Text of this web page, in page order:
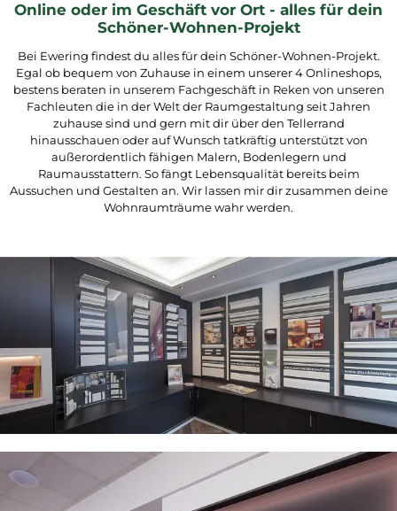
Online oder im Geschäft vor Ort - alles für dein
Schöner-Wohnen-Projekt
Bei Ewering findest du alles für dein Schöner-Wohnen-Projekt.
Egal ob bequem von Zuhause in einem unserer 4 Onlineshops,
bestens beraten in unserem Fachgeschäft in Reken von unseren
Fachleuten die in der Welt der Raumgestaltung seit Jahren
zuhause sind und gern mit dir über den Tellerrand
hinausschauen oder auf Wunsch tatkräftig unterstützt von
außerordentlich fähigen Malern, Bodenlegern und
Raumausstattern. So fängt Lebensqualität bereits beim
Aussuchen und Gestalten an. Wir lassen mir dir zusammen deine
Wohnraumträume wahr werden.